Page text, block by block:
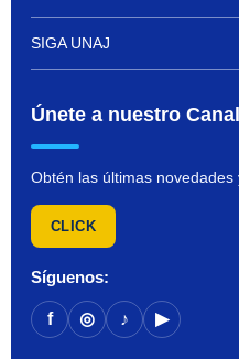
SIGA UNAJ
Únete a nuestro Canal
Obtén las últimas
CLICK
Síguenos:
f ◎ ♪ ▶